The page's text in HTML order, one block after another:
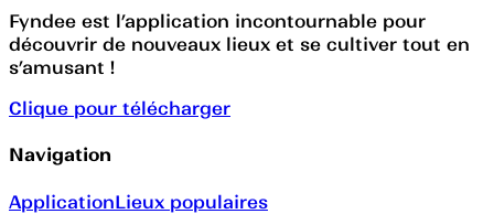
Fyndee est l’application incontournable pour
découvrir de nouveaux lieux et se cultiver tout en
s’amusant !
Clique pour télécharger
Navigation
ApplicationLieux populaires